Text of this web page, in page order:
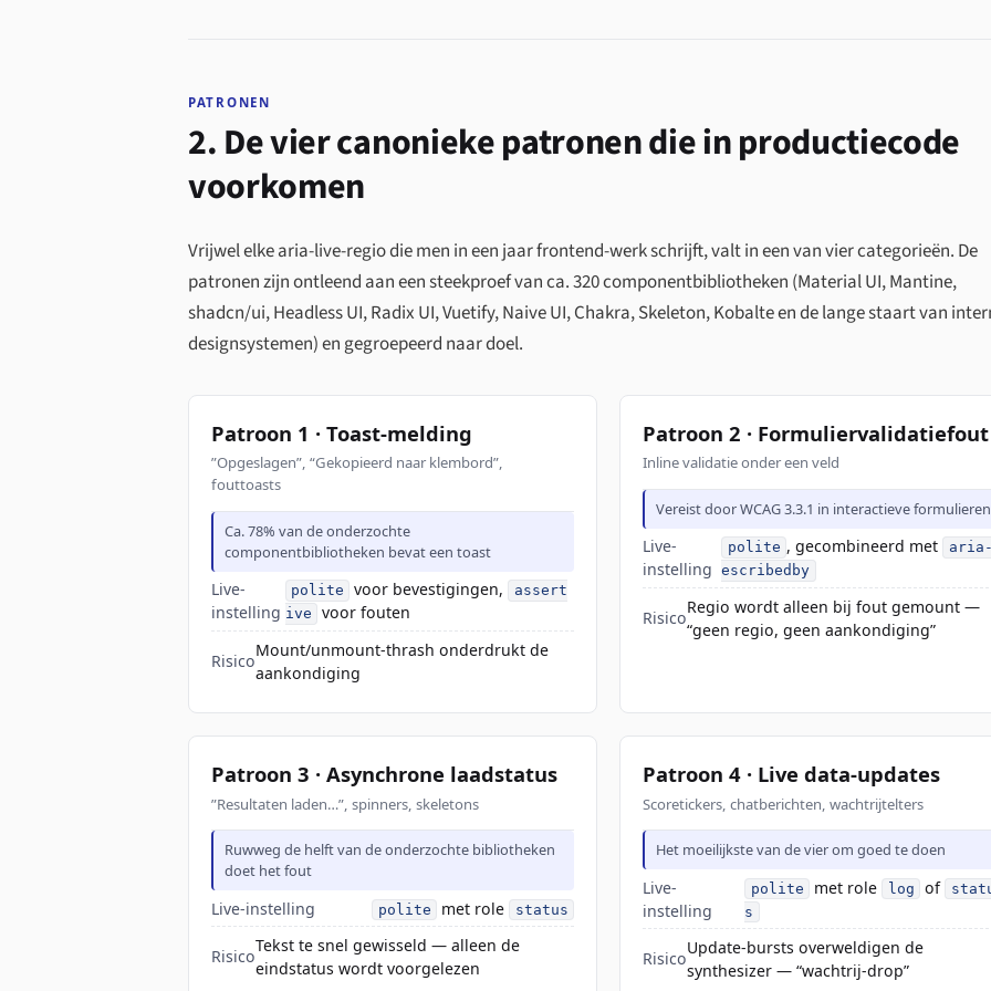
PATRONEN
2. De vier canonieke patronen die in productiecode
voorkomen
Vrijwel elke aria-live-regio die men in een jaar frontend-werk schrijft, valt in een van vier categorieën. De
patronen zijn ontleend aan een steekproef van ca. 320 componentbibliotheken (Material UI, Mantine,
shadcn/ui, Headless UI, Radix UI, Vuetify, Naive UI, Chakra, Skeleton, Kobalte en de lange staart van
designsystemen) en gegroepeerd naar doel.
Patroon 1 · Toast-melding
”Opgeslagen”, “Gekopieerd naar klembord”,
fouttoasts
Ca. 78% van de onderzochte
componentbibliotheken bevat een toast
Live-
instelling
polite voor bevestigingen,
assert
ive
voor fouten
Risico
Mount/unmount-thrash onderdrukt de
aankondiging
Patroon 2 · Formuliervalidatiefout
Inline validatie onder een veld
Vereist door WCAG 3.3.1 in interactieve formulieren
Live-
instelling
polite , gecombineerd met
escribedby
Risico
Regio wordt alleen bij fout gemount —
“geen regio, geen aankondiging”
Patroon 3 · Asynchrone laadstatus
”Resultaten laden…”, spinners, skeletons
Ruwweg de helft van de onderzochte bibliotheken
doet het fout
Live-instelling polite met role status
Risico
Tekst te snel gewisseld — alleen de
eindstatus wordt voorgelezen
Patroon 4 · Live data-updates
Scoretickers, chatberichten, wachtrijtelters
Het moeilijkste van de vier om goed te doen
Live-
instelling
polite met role log of
s
Risico
Update-bursts overweldigen de
synthesizer — “wachtrij-drop”